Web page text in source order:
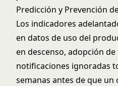
Predicción y Prevención
Los indicadores
en datos de uso del
en descenso, adopción
notificaciones ignoradas
semanas antes de que